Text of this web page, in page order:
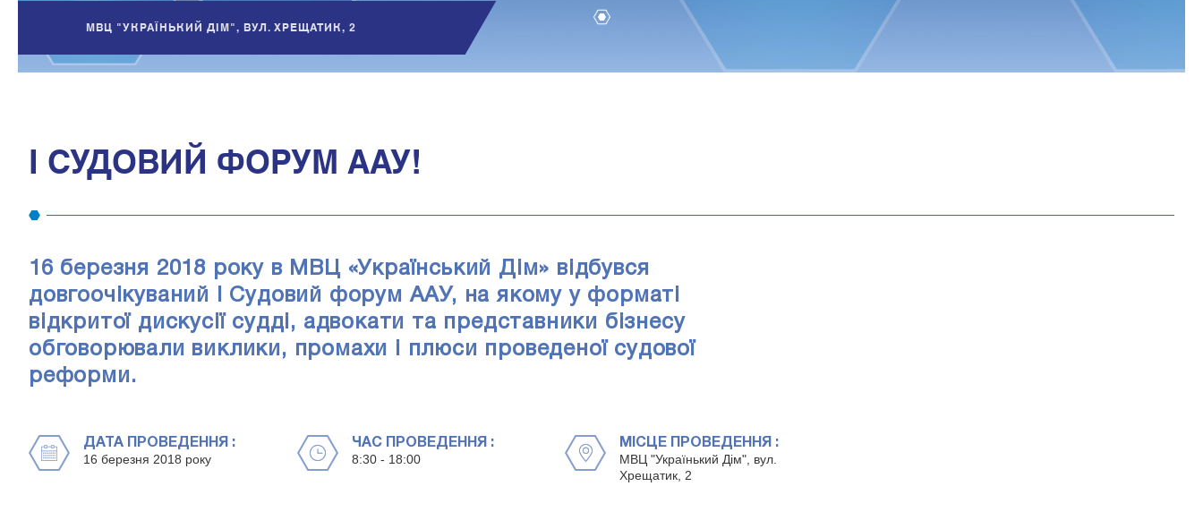
МВЦ "УКРАЇНЬКИЙ ДІМ", ВУЛ. ХРЕЩАТИК, 2
I СУДОВИЙ ФОРУМ ААУ!
16 березня 2018 року в МВЦ «Український Дім» відбувся
довгоочікуваний I Судовий форум ААУ, на якому у форматі
відкритої дискусії судді, адвокати та представники бізнесу
обговорювали виклики, промахи і плюси проведеної судової
реформи.
ДАТА ПРОВЕДЕННЯ :
16 березня 2018 року
ЧАС ПРОВЕДЕННЯ :
8:30 - 18:00
МІСЦЕ ПРОВЕДЕННЯ :
МВЦ "Українький Дім", вул.
Хрещатик, 2